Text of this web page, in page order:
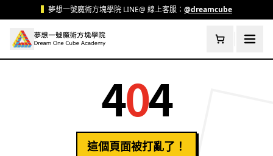
跳至主要內容夢想一號魔術方塊學院 LINE@ 線上客服： @dreamcube
404
這個頁面被打亂了！